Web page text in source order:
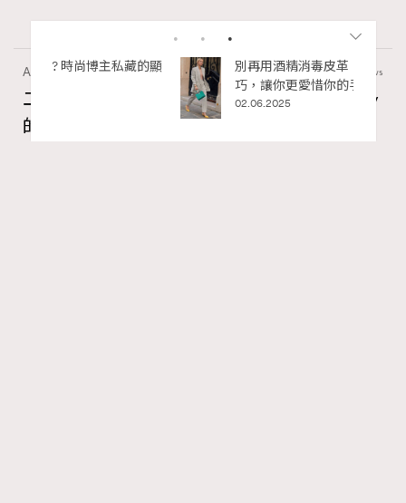
Article 4.86k views
二十載建築長征：Louis Vuitton與Frank Gehry
的美學對話錄
的顯
別再用酒精消毒皮革！6個清潔手袋小技
巧，讓你更愛惜你的手袋